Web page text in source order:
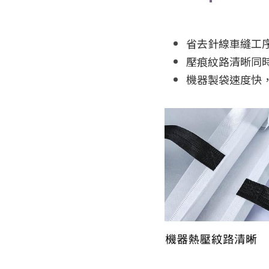
省去針線車縫工
壓痕紋路清晰同
機器製袋速度快